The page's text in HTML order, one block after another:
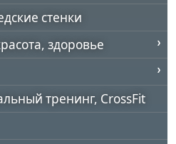
стенки
здоровье
тренинг, CrossFit